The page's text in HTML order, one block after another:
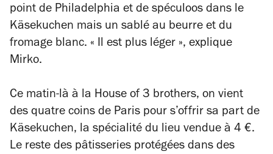
point de Philadelphia et de spéculoos dans le
Käsekuchen mais un sablé au beurre et du
fromage blanc. « Il est plus léger », explique
Mirko.
Ce matin-là à la House of 3 brothers, on vient
des quatre coins de Paris pour s’offrir sa part de
Käsekuchen, la spécialité du lieu vendue à 4 €.
Le reste des pâtisseries protégées dans des